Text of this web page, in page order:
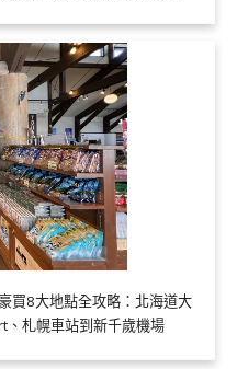
買8大地點全攻略：北海道大
札幌車站到新千歲機場